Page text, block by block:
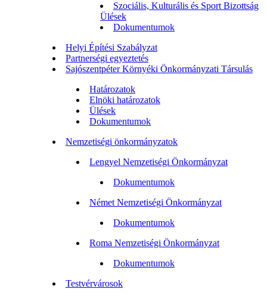
Szociális, Kulturális és Sport Bizottság
Ülések
Dokumentumok
Helyi Építési Szabályzat
Partnerségi egyeztetés
Sajószentpéter Környéki Önkormányzati Társulás
Határozatok
Elnöki határozatok
Ülések
Dokumentumok
Nemzetiségi önkormányzatok
Lengyel Nemzetiségi Önkormányzat
Dokumentumok
Német Nemzetiségi Önkormányzat
Dokumentumok
Roma Nemzetiségi Önkormányzat
Dokumentumok
Testvérvárosok